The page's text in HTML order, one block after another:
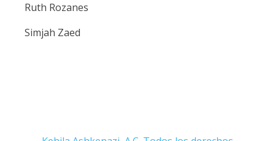
Ruth Rozanes
Simjah Zaed